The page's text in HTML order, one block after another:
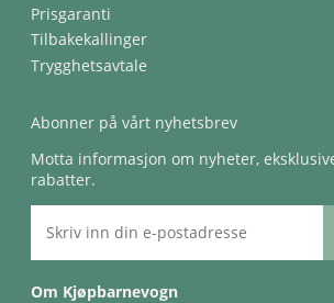
Prisgaranti
Tilbakekallinger
Trygghetsavtale
Abonner på vårt nyhetsbrev
Motta informasjon om nyheter,
rabatter.
Om Kjøpbarnevogn